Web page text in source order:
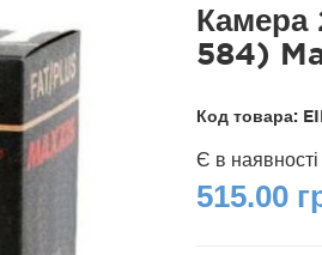
584)
Код товара:
Є в наявності
515.00